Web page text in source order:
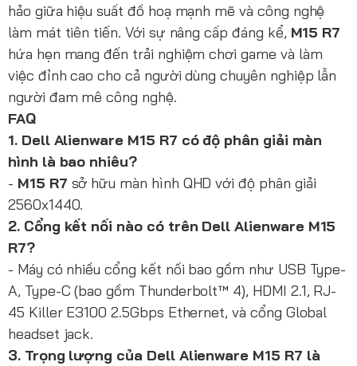
hảo giữa hiệu suất đồ hoạ mạnh mẽ và công nghệ
làm mát tiên tiến. Với sự nâng cấp đáng kể, M15 R7
hứa hẹn mang đến trải nghiệm chơi game và làm
việc đỉnh cao cho cả người dùng chuyên nghiệp lẫn
người đam mê công nghệ.
FAQ
1. Dell Alienware M15 R7 có độ phân giải màn
hình là bao nhiêu?
- M15 R7 sở hữu màn hình QHD với độ phân giải
2560x1440.
2. Cổng kết nối nào có trên Dell Alienware M15
R7?
- Máy có nhiều cổng kết nối bao gồm như USB Type-
A, Type-C (bao gồm Thunderbolt™ 4), HDMI 2.1, RJ-
45 Killer E3100 2.5Gbps Ethernet, và cổng Global
headset jack.
3. Trọng lượng của Dell Alienware M15 R7 là